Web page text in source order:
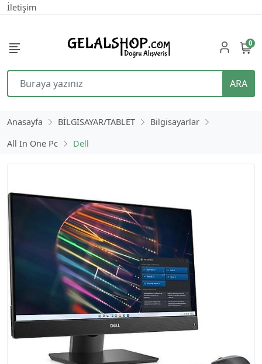
İletişim
ARA
0
Anasayfa BİLGİSAYAR/TABLET
Bilgisayarlar
All In One Pc
Dell